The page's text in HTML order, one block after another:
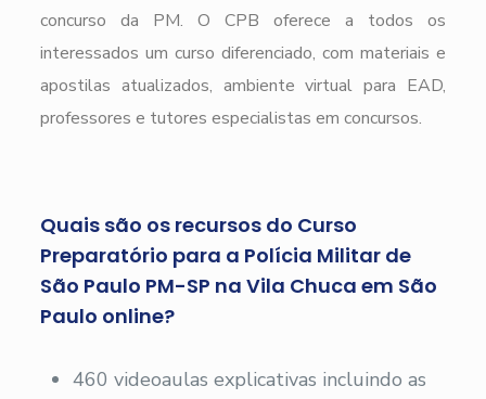
concurso da PM. O CPB oferece a todos os
interessados um curso diferenciado, com materiais e
apostilas atualizados, ambiente virtual para EAD,
professores e tutores especialistas em concursos.
Quais são os recursos do Curso
Preparatório para a Polícia Militar de
São Paulo PM-SP na Vila Chuca em São
Paulo online?
460 videoaulas explicativas incluindo as